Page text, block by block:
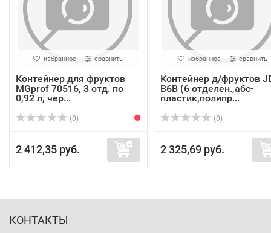
избранное сравнить
Контейнер для фруктов
MGprof 70516, 3 отд. по
0,92 л, чер...
(0)
2 412,35 руб.
избранное сравнить
Контейнер д/фруктов
B6B (6 отделен.,абс-
пластик,полипр...
(0)
2 325,69 руб.
КОНТАКТЫ